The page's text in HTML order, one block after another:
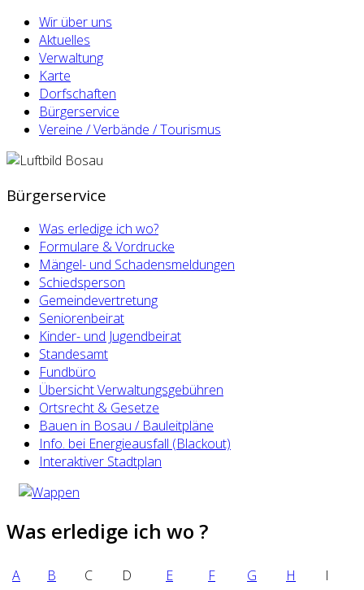
Wir über uns
Aktuelles
Verwaltung
Karte
Dorfschaften
Bürgerservice
Vereine / Verbände / Tourismus
Bürgerservice
Was erledige ich wo?
Formulare & Vordrucke
Mängel- und Schadensmeldungen
Schiedsperson
Gemeindevertretung
Seniorenbeirat
Kinder- und Jugendbeirat
Standesamt
Fundbüro
Übersicht Verwaltungsgebühren
Ortsrecht & Gesetze
Bauen in Bosau / Bauleitpläne
Info. bei Energieausfall (Blackout)
Interaktiver Stadtplan
Was erledige ich wo ?
A B C D E F G H
I